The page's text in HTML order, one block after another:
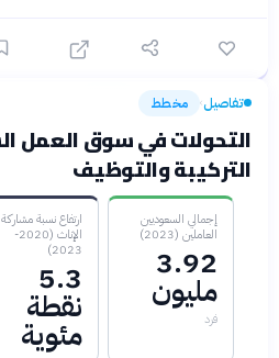
تفاصيل› مخطط
التركيبة والتوظيف
إجمالي السعوديين
العاملين (2023)
3.92
مليون
فرد
ارتفاع نسبة مشاركة
الإناث (2020-
2023)
5.3
نقطة
مئوية